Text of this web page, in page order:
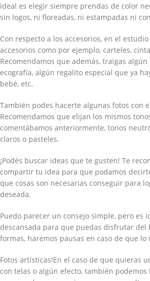
ideal es elegir siempre prendas de color
sin logos, ni floreadas, ni estampadas ni
Con respecto a los accesorios, en el
accesorios como por ejemplo, carteles,
Recomendamos que además, traigas
ecografía, algún regalito especial que ya
bebé, etc.
También podes hacerte algunas fotos con
Recomendamos que elijan los mismos
comentábamos anteriormente, tonos
claros o pasteles.
¡Podés buscar ideas que te gusten! Te
compartir tu idea para que podamos
que cosas son necesarias conseguir para
deseada.
Puedo parecer un consejo simple, pero es
descansada para que puedas disfrutar del
formas, haremos pausas en caso de que lo
Fotos artísticas!En el caso de que quieras
con telas o algún efecto, también podemos